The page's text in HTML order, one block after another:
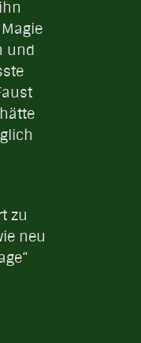
und
zu
neu